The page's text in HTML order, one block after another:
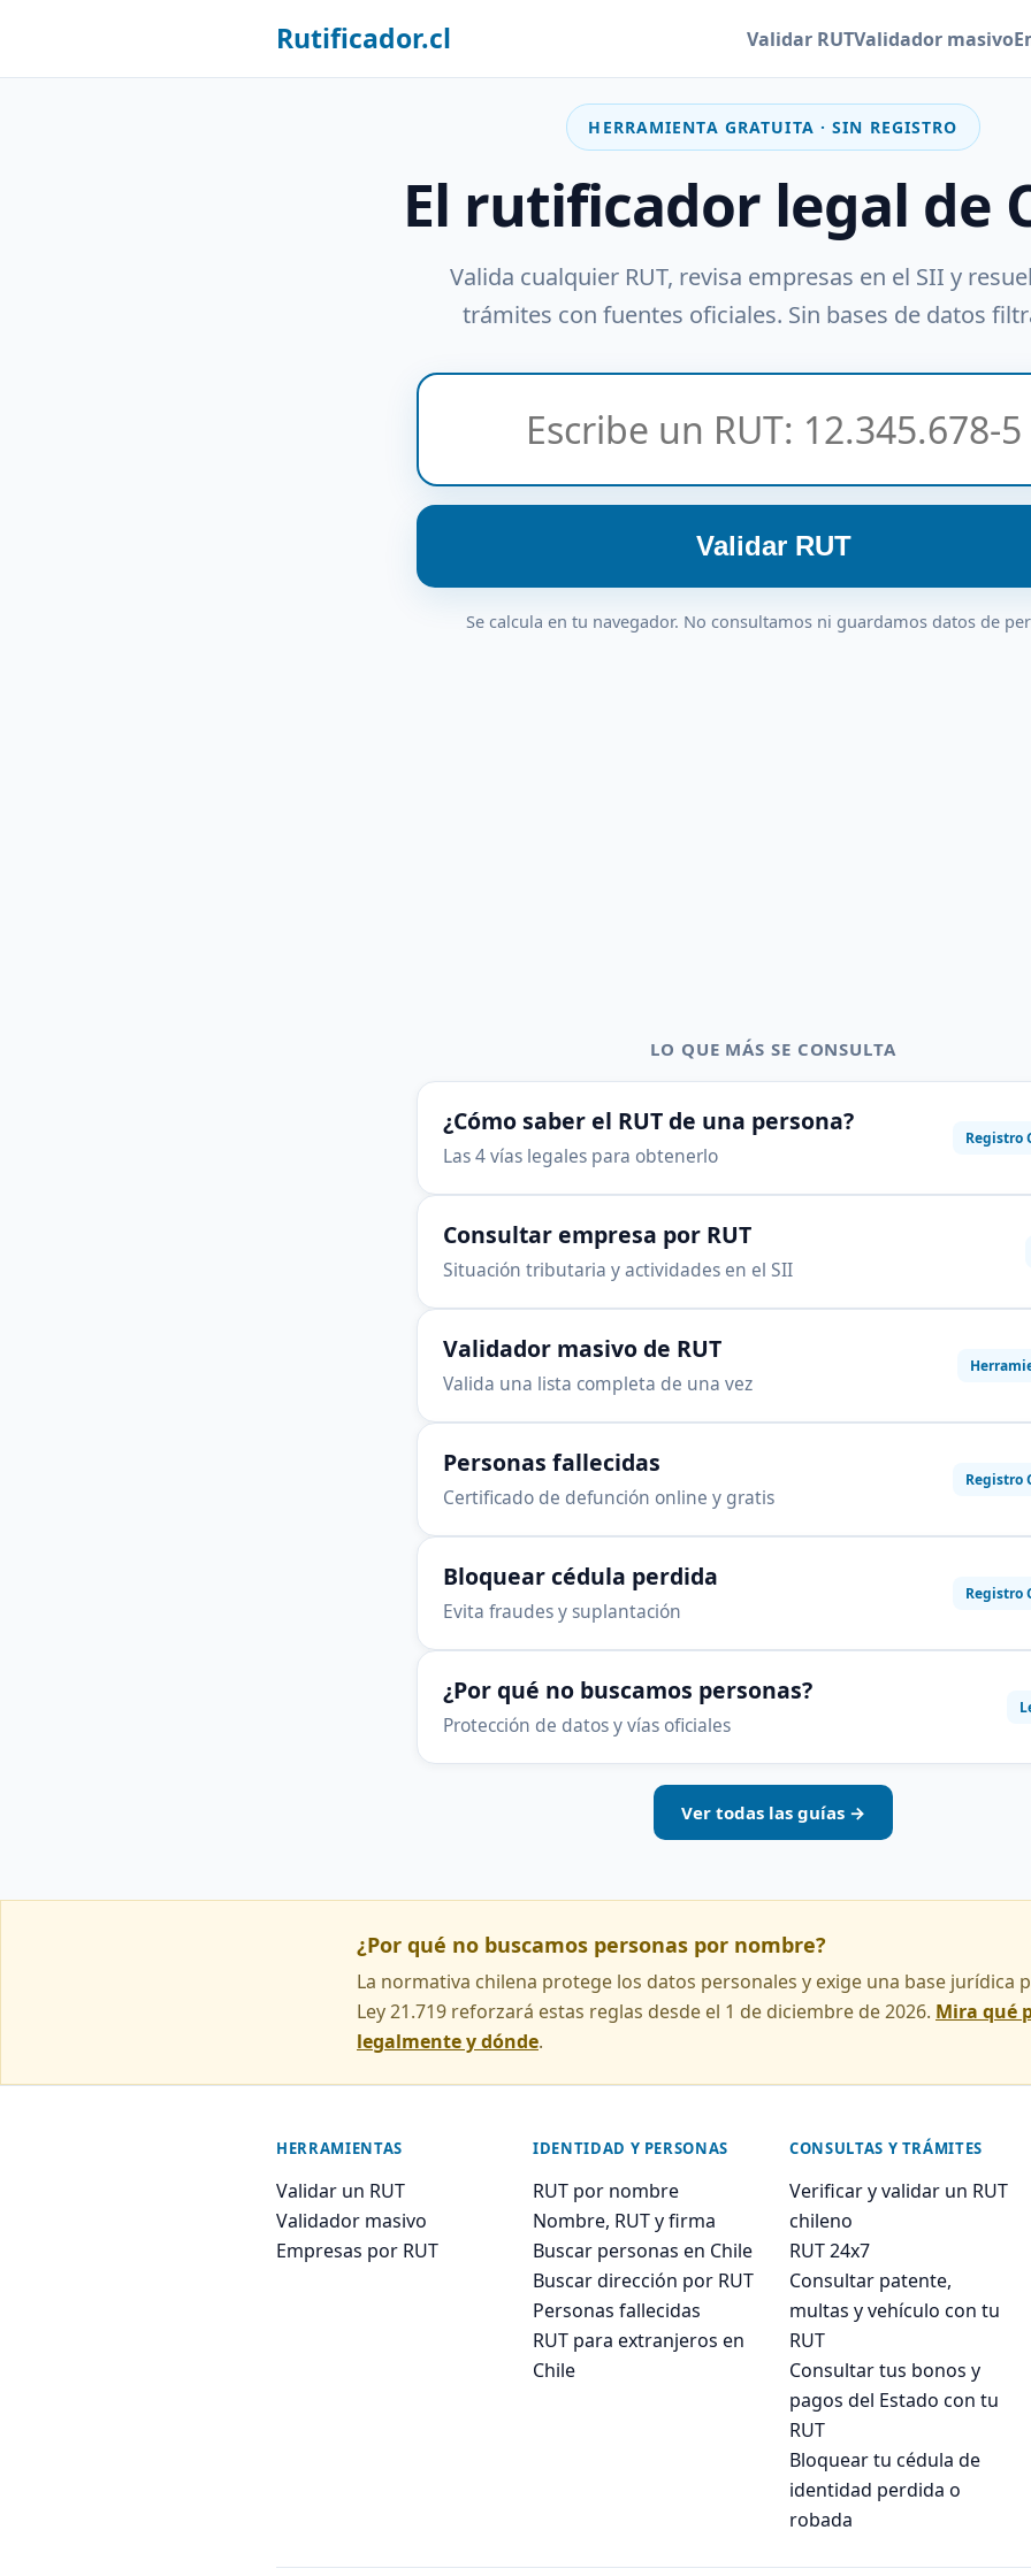
Rutificador.cl Validar RUTValidador masivo
HERRAMIENTA GRATUITA · SIN REGISTRO
El rutificador legal de
Valida cualquier RUT, revisa empresas en el SII y
trámites con fuentes oficiales. Sin bases de datos
Validar RUT
Se calcula en tu navegador. No consultamos ni guardamos datos de
LO QUE MÁS SE CONSULTA
¿Cómo saber el RUT de una persona?
Las 4 vías legales para obtenerlo
Registro
Consultar empresa por RUT
Situación tributaria y actividades en el SII
Validador masivo de RUT
Valida una lista completa de una vez
Personas fallecidas
Certificado de defunción online y gratis
Registro
Bloquear cédula perdida
Evita fraudes y suplantación
Registro
¿Por qué no buscamos personas?
Protección de datos y vías oficiales
Ver todas las guías →
¿Por qué no buscamos personas por nombre?
La normativa chilena protege los datos personales y exige una base jurídica
Ley 21.719 reforzará estas reglas desde el 1 de diciembre de 2026. Mira qué
legalmente y dónde.
HERRAMIENTAS
Validar un RUT
Validador masivo
Empresas por RUT
IDENTIDAD Y PERSONAS
RUT por nombre
Nombre, RUT y firma
Buscar personas en Chile
Buscar dirección por RUT
Personas fallecidas
RUT para extranjeros en
Chile
CONSULTAS Y TRÁMITES
Verificar y validar un RUT
chileno
RUT 24x7
Consultar patente,
multas y vehículo con tu
RUT
Consultar tus bonos y
pagos del Estado con tu
RUT
Bloquear tu cédula de
identidad perdida o
robada